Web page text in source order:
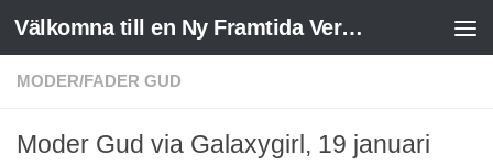
Skip to content Välkomna till en Ny Framtida Verklighet
MODER/FADER GUD
Moder Gud via Galaxygirl, 19 januari